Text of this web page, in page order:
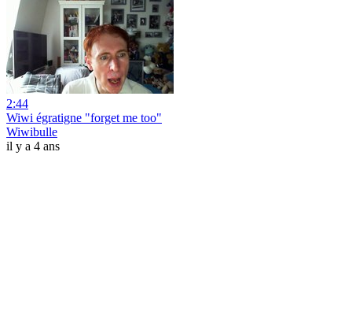
2:44
Wiwi égratigne "forget me too"
Wiwibulle
il y a 4 ans